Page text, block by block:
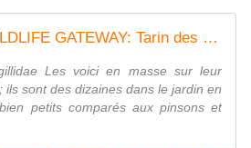
1000 PATTES - WILDLIFE GATEWAY: Tarin des aulnes
Les voici en masse sur leur
sont des dizaines dans le jardin en
petits comparés aux pinsons et